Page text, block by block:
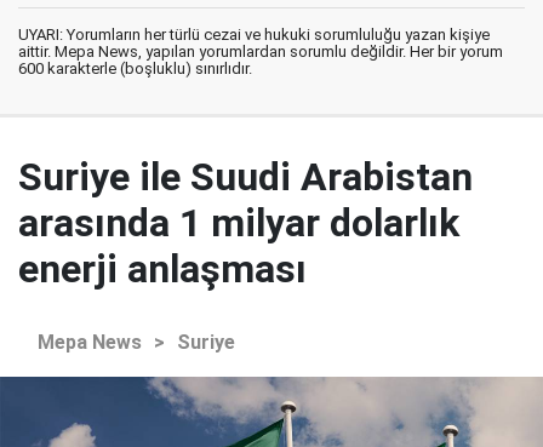
UYARI: Yorumların her türlü cezai ve hukuki sorumluluğu yazan kişiye
aittir. Mepa News, yapılan yorumlardan sorumlu değildir. Her bir yorum
600 karakterle (boşluklu) sınırlıdır.
Suriye ile Suudi Arabistan
arasında 1 milyar dolarlık
enerji anlaşması
Mepa News > Suriye